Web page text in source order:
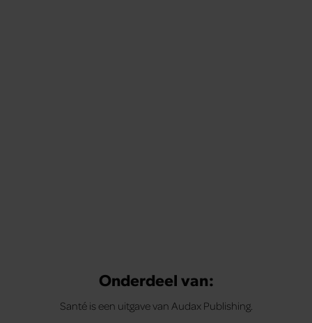
Onderdeel van:
Santé is een uitgave van Audax Publishing.